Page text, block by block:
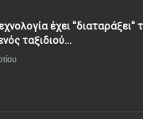
έχει ''διαταράξει''
ταξιδιού...